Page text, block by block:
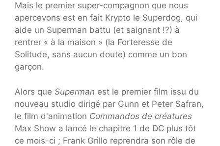
Mais le premier super-compagnon que nous
apercevons est en fait Krypto le Superdog, qui
aide un Superman battu (et saignant !?) à
rentrer « à la maison » (la Forteresse de
Solitude, sans aucun doute) comme un bon
garçon.
Alors que Superman est le premier film issu du
nouveau studio dirigé par Gunn et Peter Safran,
le film d'animation Commandos de créatures
Max Show a lancé le chapitre 1 de DC plus tôt
ce mois-ci ; Frank Grillo reprendra son rôle de